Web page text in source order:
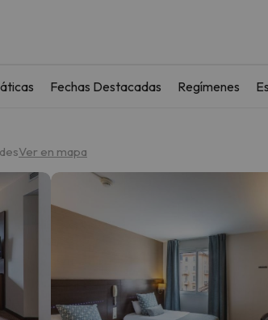
Fechas Destacadas Regímenes
Ver en mapa